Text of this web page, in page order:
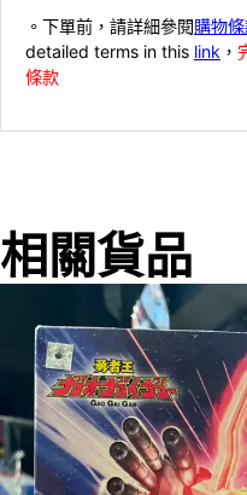
。下單前，請詳細參閱購物
detailed terms in this link ，
條款
相關貨品